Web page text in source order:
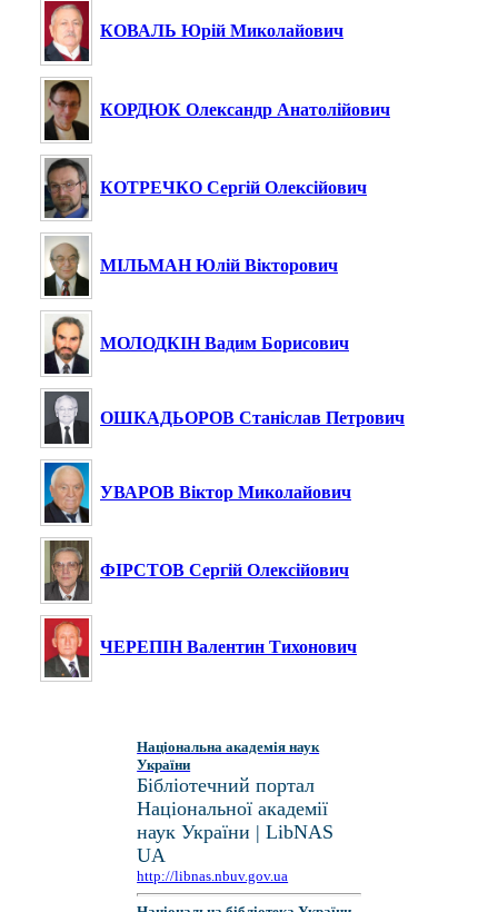
КОВАЛЬ Юрій Миколайович
КОРДЮК Олександр Анатолійович
КОТРЕЧКО Сергій Олексійович
МІЛЬМАН Юлій Вікторович
МОЛОДКІН Вадим Борисович
ОШКАДЬОРОВ Станіслав Петрович
УВАРОВ Віктор Миколайович
ФІРСТОВ Сергій Олексійович
ЧЕРЕПІН Валентин Тихонович
Національна академія наук
України
Бібліотечний портал
Національної академії
наук України | LibNAS
UA
http://libnas.nbuv.gov.ua